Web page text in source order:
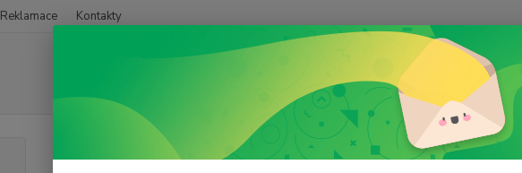
Reklamace Kontakty
VMC